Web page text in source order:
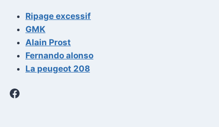
Ripage excessif
GMK
Alain Prost
Fernando alonso
La peugeot 208
Facebook